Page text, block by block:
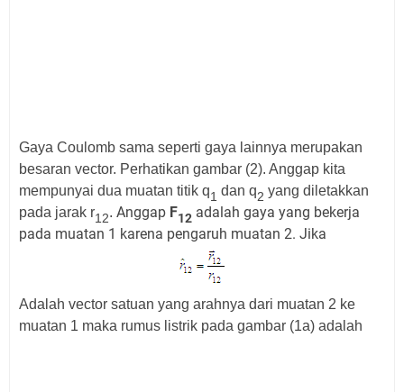
Gaya Coulomb sama seperti gaya lainnya merupakan
besaran vector. Perhatikan gambar (2). Anggap kita
mempunyai dua muatan titik q1 dan q2 yang diletakkan
pada jarak r12. Anggap F12 adalah gaya yang bekerja
pada muatan 1 karena pengaruh muatan 2. Jika
Adalah vector satuan yang arahnya dari muatan 2 ke
muatan 1 maka rumus listrik pada gambar (1a) adalah